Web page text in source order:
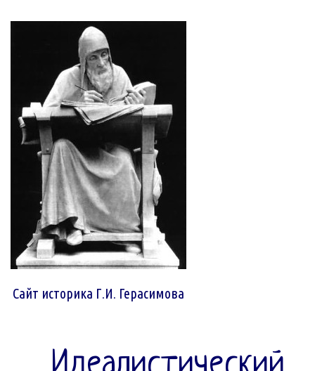
Сайт историка Г.И. Герасимова